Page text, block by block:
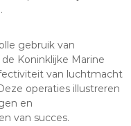
gebruik van
Koninklijke Marine
van luchtmacht
operaties illustreren
en
van succes.